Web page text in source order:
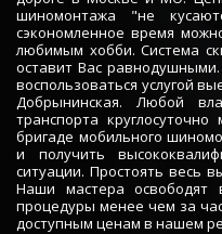
шиномонтажа "не
сэкономленное время
любимым хобби. Система
оставит Вас
воспользоваться услугой
Добрынинская. Любой
транспорта
бригаде мобильного
и получить
ситуации. Простоять весь
Наши мастера освободят
процедуры менее чем за
доступным ценам в нашем